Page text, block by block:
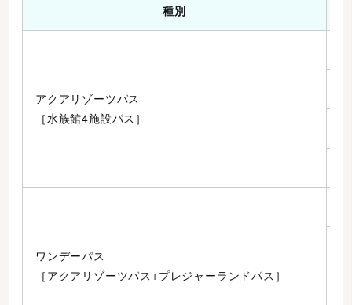
種別
アクアリゾーツパス
［水族館4施設パス］
ワンデーパス
［アクアリゾーツパス+プレジャーランドパス］